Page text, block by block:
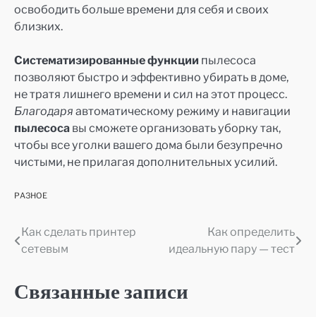
освободить больше времени для себя и своих
близких.
Систематизированные функции пылесоса
позволяют быстро и эффективно убирать в доме,
не тратя лишнего времени и сил на этот процесс.
Благодаря автоматическому режиму и навигации
пылесоса вы сможете организовать уборку так,
чтобы все уголки вашего дома были безупречно
чистыми, не прилагая дополнительных усилий.
РАЗНОЕ
Навигация
записям
Как сделать принтер
сетевым
Как определить
идеальную пару — тест
Связанные записи